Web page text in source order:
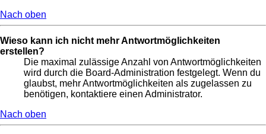
Nach oben
Wieso kann ich nicht mehr Antwortmöglichkeiten
erstellen?
Die maximal zulässige Anzahl von Antwortmöglichkeiten
wird durch die Board-Administration festgelegt. Wenn du
glaubst, mehr Antwortmöglichkeiten als zugelassen zu
benötigen, kontaktiere einen Administrator.
Nach oben